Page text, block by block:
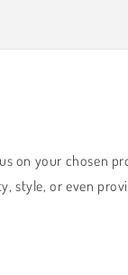
on your chosen
style, or even